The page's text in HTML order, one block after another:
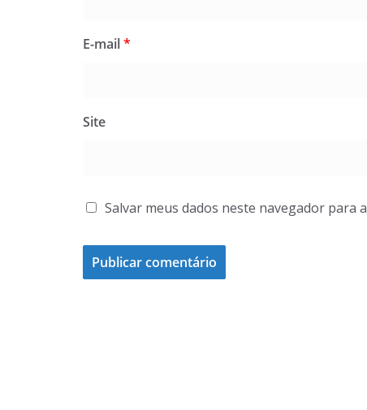
E-mail*
Site
Salvar meus dados neste navegador para